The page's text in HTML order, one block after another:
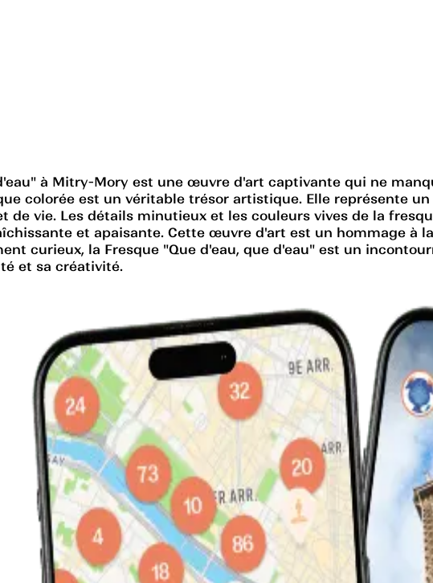
à Mitry-Mory est une œuvre d'art captivante qui ne
colorée est un véritable trésor artistique. Elle représente
de vie. Les détails minutieux et les couleurs vives de la
et apaisante. Cette œuvre d'art est un hommage à
curieux, la Fresque "Que d'eau, que d'eau" est un
et sa créativité.